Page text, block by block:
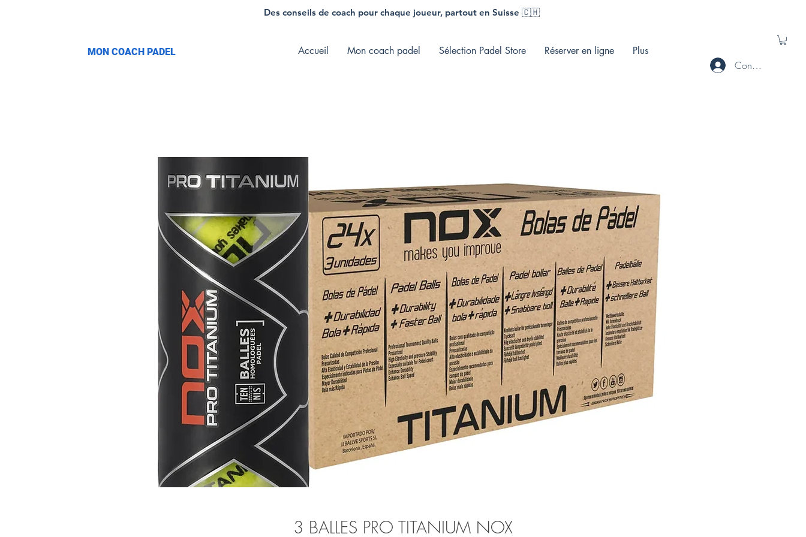
Des conseils de coach pour chaque joueur, partout en Suisse 🇨🇭
​MON COACH PADEL Accueil Mon coach padel Sélection Padel Store Réserver en ligne Plus
Connecté
3 BALLES PRO TITANIUM NOX